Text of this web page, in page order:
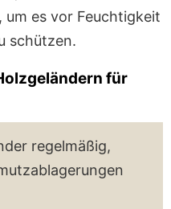
es vor Feuchtigkeit
schützen.
für
regelmäßig,